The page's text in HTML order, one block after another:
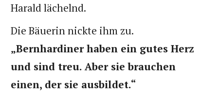
Harald lächelnd.
Die Bäuerin nickte ihm zu.
„Bernhardiner haben ein gutes Herz
und sind treu. Aber sie brauchen
einen, der sie ausbildet.“